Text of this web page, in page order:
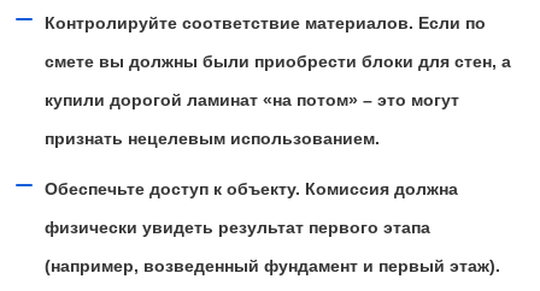
Контролируйте соответствие материалов. Если по
смете вы должны были приобрести блоки для стен, а
купили дорогой ламинат «на потом» – это могут
признать нецелевым использованием.
Обеспечьте доступ к объекту. Комиссия должна
физически увидеть результат первого этапа
(например, возведенный фундамент и первый этаж).